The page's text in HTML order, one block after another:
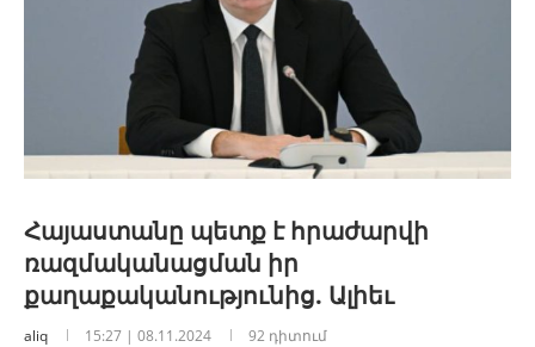
Հայաստանը պետք է հրաժարվի
ռազմականացման իր
քաղաքականությունից. Ալիեւ
aliq 15:27 | 08.11.2024 92 դիտում